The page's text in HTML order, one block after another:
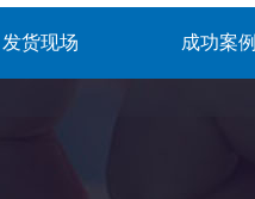
发货现场 成功案例